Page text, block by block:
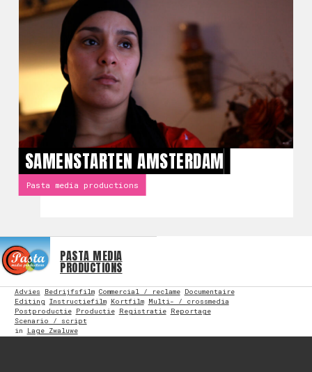
SAMENSTARTEN AMSTERDAM
Pasta media productions
PASTA MEDIA
PRODUCTIONS
Advies Bedrijfsfilm Commercial / reclame Documentaire
Editing Instructiefilm Kortfilm Multi- / crossmedia
Postproductie Productie Registratie Reportage
Scenario / script
in
Lage Zwaluwe